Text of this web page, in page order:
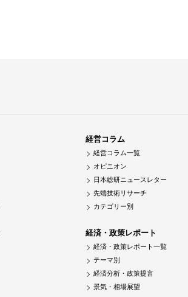
経営コラム
経営コラム一覧
オピニオン
日本総研ニュースレター
先端技術リサーチ
カテゴリー別
経済・政策レポート
経済・政策レポート一覧
テーマ別
経済分析・政策提言
景気・相場展望